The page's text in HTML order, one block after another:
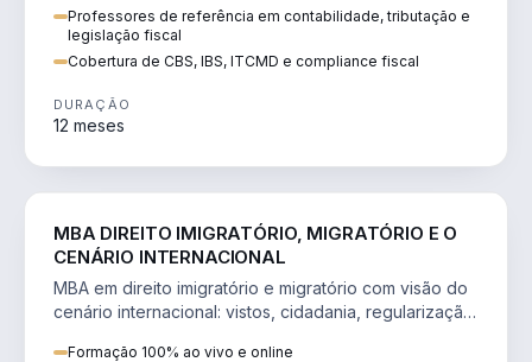
Professores de referência em contabilidade, tributação e
legislação fiscal
Cobertura de CBS, IBS, ITCMD e compliance fiscal
DURAÇÃO
12 meses
MBA DIREITO IMIGRATÓRIO, MIGRATÓRIO E O
CENÁRIO INTERNACIONAL
MBA em direito imigratório e migratório com visão do
cenário internacional: vistos, cidadania, regularização
Formação 100% ao vivo e online